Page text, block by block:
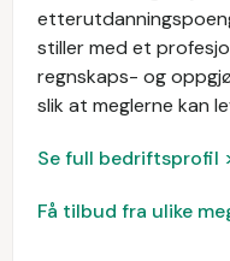
stiller med et
regnskaps- og
slik at meglerne kan
Se full bedriftsprofil
Få tilbud fra ulike